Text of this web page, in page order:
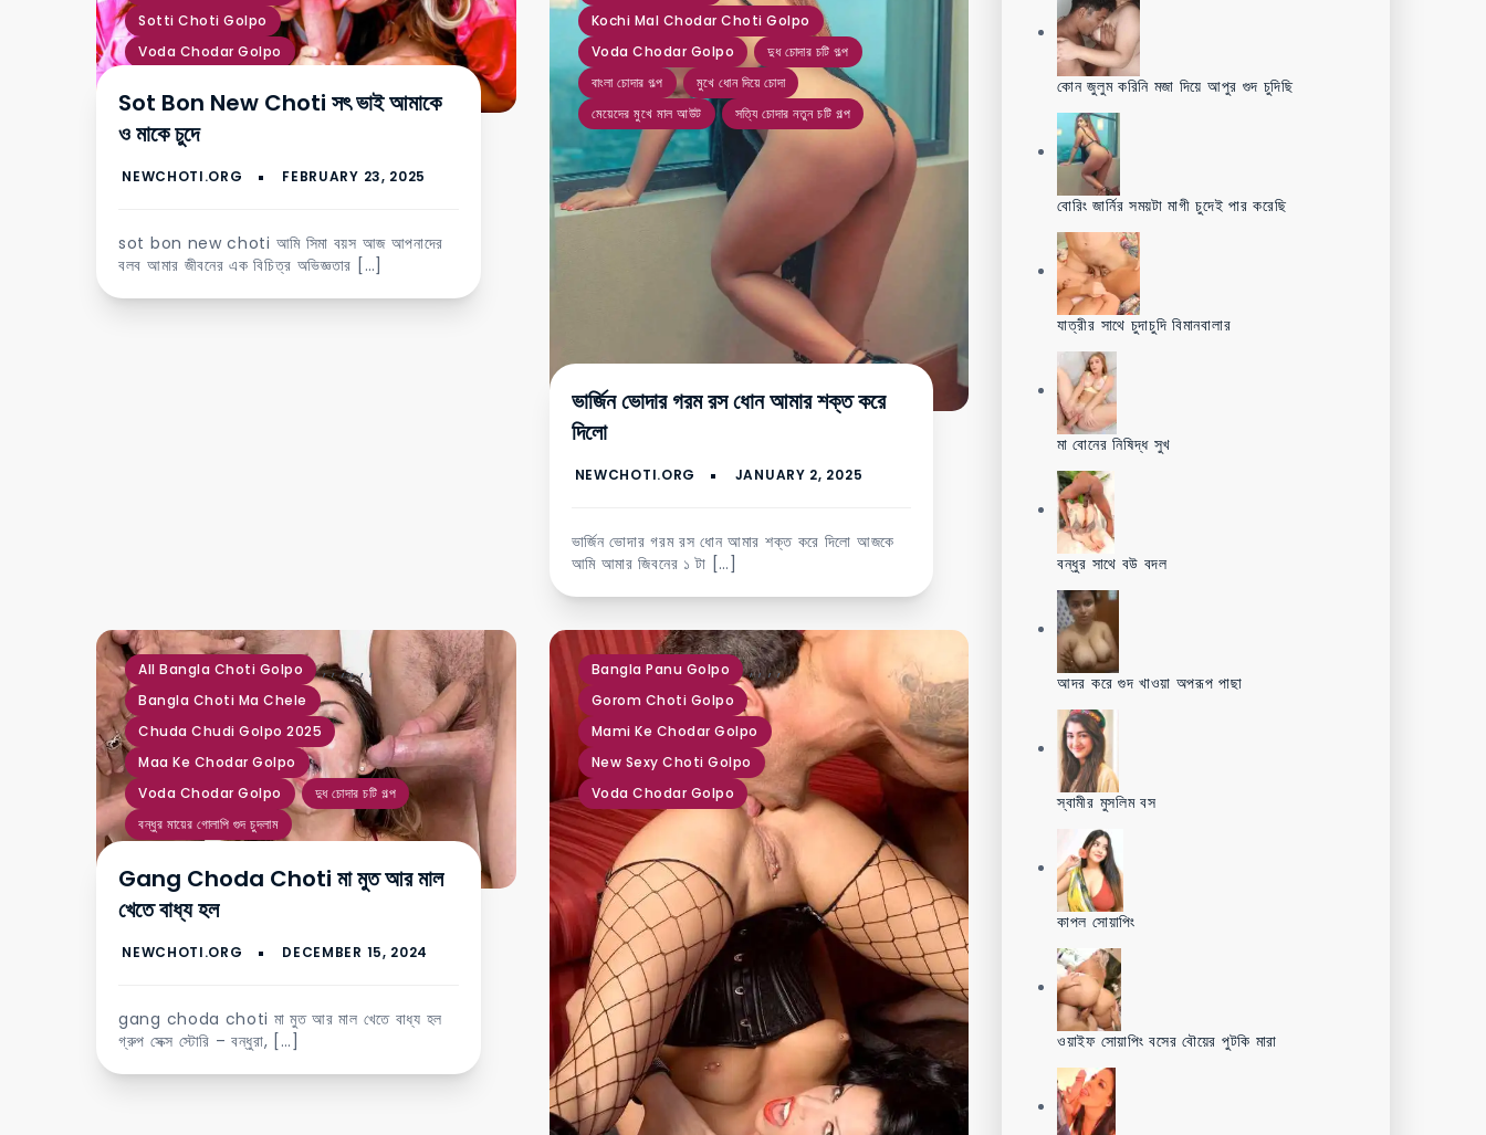
Sotti Choti Golpo
Voda Chodar Golpo
মা মেয়েকে চোদার গল্প সৎ ভাই বোন চুদাচুদি
সৎ মা চোদার চটি কাহিনী
Sot Bon New Choti সৎ ভাই আমাকে
ও মাকে চুদে
sot bon new choti আমি সিমা বয়স আজ আপনাদের
বলব আমার জীবনের এক বিচিত্র অভিজ্ঞতার […]
Kochi Mal Chodar Choti Golpo
Voda Chodar Golpo দুধ চোদার চটি গল্প
বাংলা চোদার গল্প মুখে ধোন দিয়ে চোদা
মেয়েদের মুখে মাল আউট সত্যি চোদার নতুন চটি গল্প
ভার্জিন ভোদার গরম রস ধোন আমার শক্ত করে
দিলো
ভার্জিন ভোদার গরম রস ধোন আমার শক্ত করে দিলো আজকে
আমি আমার জিবনের ১ টা […]
All Bangla Choti Golpo ,
Bangla Choti Ma Chele
,
Chuda Chudi Golpo 2025
,
Maa Ke Chodar Golpo
,
Voda Chodar Golpo
,
দুধ চোদার চটি গল্প
,
বন্ধুর মায়ের গোলাপি গুদ চুদলাম
Gang Choda Choti মা মুত আর মাল
খেতে বাধ্য হল
gang choda choti মা মুত আর মাল খেতে বাধ্য হল
গ্রুপ সেক্স স্টোরি – বন্ধুরা, […]
Bangla Panu Golpo ,
Gorom Choti Golpo
,
Mami Ke Chodar Golpo
,
New Sexy Choti Golpo
,
Voda Chodar Golpo
কোন জুলুম করিনি মজা দিয়ে আপুর গুদ চুদিছি
বোরিং জার্নির সময়টা মাগী চুদেই পার করেছি
যাত্রীর সাথে চুদাচুদি বিমানবালার
মা বোনের নিষিদ্ধ সুখ
বন্ধুর সাথে বউ বদল
আদর করে গুদ খাওয়া অপরূপ পাছা
স্বামীর মুসলিম বস
কাপল সোয়াপিং
ওয়াইফ সোয়াপিং বসের বৌয়ের পুটকি মারা